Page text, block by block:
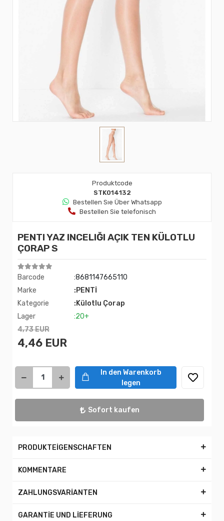
Produktcode
STK014132
Bestellen Sıe Über Whatsapp
Bestellen Sie telefonisch
PENTI YAZ INCELIĞI AÇIK TEN KÜLOTLU
ÇORAP S
Barcode
:8681147665110
Marke
:PENTİ
Kategorie
:Külotlu Çorap
Lager
:20+
4,73 EUR
4,46 EUR
In den Warenkorb
legen
Sofort kaufen
PRODUKTEİGENSCHAFTEN
KOMMENTARE
ZAHLUNGSVARİANTEN
GARANTİE UND LİEFERUNG